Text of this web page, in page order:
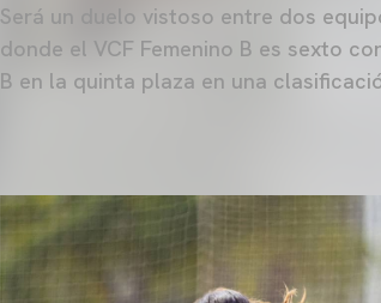
Será un duelo vistoso entre dos
donde el VCF Femenino B es sexto
B en la quinta plaza en una